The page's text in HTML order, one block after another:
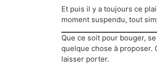
Et puis il y a toujours ce
moment suspendu, tout
Que ce soit pour bouger,
quelque chose à proposer.
laisser porter.